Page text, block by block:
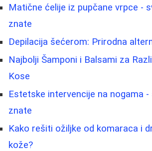
Matične ćelije iz pupčane vrpce -
znate
Depilacija šećerom: Prirodna
Najbolji Šamponi i Balsami za
Kose
Estetske intervencije na nogama
znate
Kako rešiti ožiljke od komaraca i
kože?